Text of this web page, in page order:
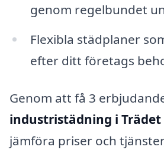
genom regelbundet
Flexibla städplaner
efter ditt företags
Genom att få 3
industristädning i Trädet
jämföra priser och